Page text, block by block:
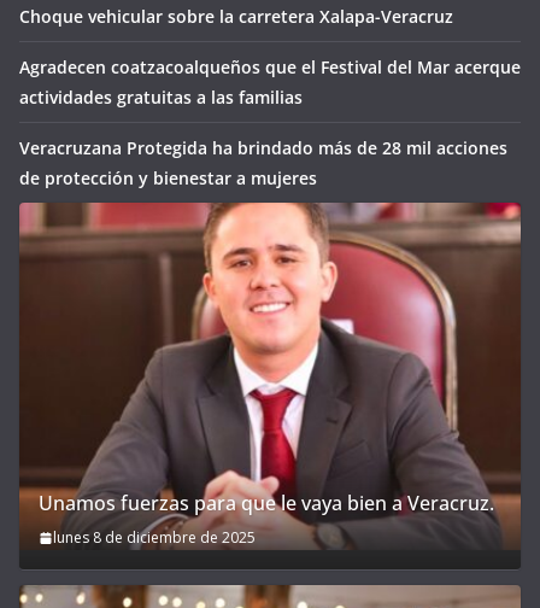
Choque vehicular sobre la carretera Xalapa-Veracruz
Agradecen coatzacoalqueños que el Festival del Mar acerque
actividades gratuitas a las familias
Veracruzana Protegida ha brindado más de 28 mil acciones
de protección y bienestar a mujeres
Unamos fuerzas para que le vaya bien a Veracruz.
lunes 8 de diciembre de 2025